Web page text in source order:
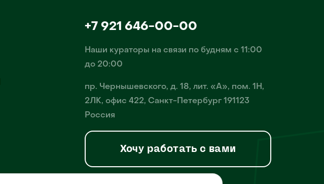
+7 921 646-00-00
Наши кураторы на связи по будням с 11:00
до 20:00
пр. Чернышевского, д. 18, лит. «А», пом. 1Н,
2ЛК, офис 422, Санкт-Петербург 191123
Россия
Хочу работать с вами